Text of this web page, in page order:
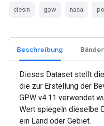
ciesin gpw nasa
Beschreibung Bänder
Dieses Dataset stellt
die zur Erstellung der
GPW v4.11 verwendet
Wert spiegeln dieselbe
ein Land oder Gebiet.